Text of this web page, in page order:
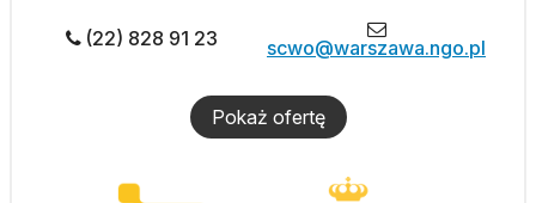
(22) 828 91 23 scwo@warszawa.ngo.pl
Pokaż ofertę